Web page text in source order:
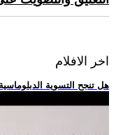
اخر الافلام
.. هل تنجح التسوية